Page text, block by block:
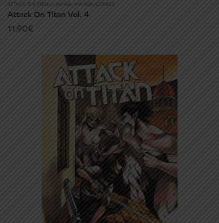
ATTACK ON TITAN MANGA, MANGA/COMICS
Attack On Titan Vol. 4
11.90€